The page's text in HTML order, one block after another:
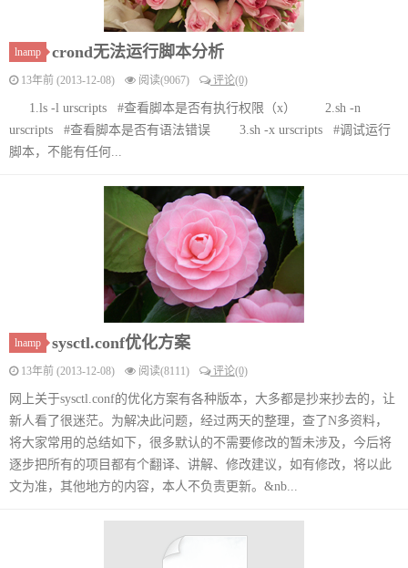
lnamp crond无法运行脚本分析
13年前 (2013-12-08) 阅读(9067) 评论(0)
1.ls -l urscripts #查看脚本是否有执行权限（x） 2.sh -n
urscripts #查看脚本是否有语法错误 3.sh -x urscripts #调试运行
脚本，不能有任何...
lnamp sysctl.conf优化方案
13年前 (2013-12-08) 阅读(8111) 评论(0)
网上关于sysctl.conf的优化方案有各种版本，大多都是抄来抄去的，让
新人看了很迷茫。为解决此问题，经过两天的整理，查了N多资料，
将大家常用的总结如下，很多默认的不需要修改的暂未涉及，今后将
逐步把所有的项目都有个翻译、讲解、修改建议，如有修改，将以此
文为准，其他地方的内容，本人不负责更新。&nb...